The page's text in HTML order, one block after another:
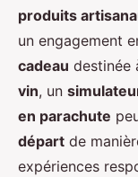
produits
un engagement
cadeau destinée
vin, un
en parachute
départ de
expériences